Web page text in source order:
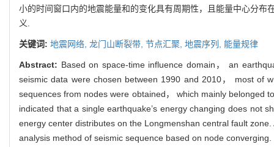
小的时间窗口内的地震能量和的变化具有周期性，且能量中心分
义.
关键词: 地震网络, 龙门山断裂带, 节点汇聚, 地震序列, 能量规律
Abstract: Based on space-time influence domain， an
seismic data were chosen between 1990 and 2010， most of
sequences from nodes were obtained， which mainly belonged
indicated that a single earthquake’s energy changing does not
energy center distributes on the Longmenshan central fault
analysis method of seismic sequence based on node converging.